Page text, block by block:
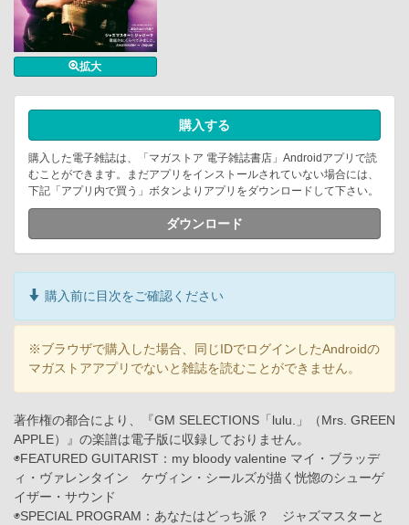
拡大
購入する
購入した電子雑誌は、「マガストア 電子雑誌書店」Androidアプリで読
むことができます。まだアプリをインストールされていない場合には、
下記「アプリ内で買う」ボタンよりアプリをダウンロードして下さい。
ダウンロード
購入前に目次をご確認ください
※ブラウザで購入した場合、同じIDでログインしたAndroidの
マガストアアプリでないと雑誌を読むことができません。
著作権の都合により、『GM SELECTIONS「lulu.」（Mrs. GREEN
APPLE）』の楽譜は電子版に収録しておりません。
◉FEATURED GUITARIST：my bloody valentine マイ・ブラッデ
ィ・ヴァレンタイン ケヴィン・シールズが描く恍惚のシューゲ
イザー・サウンド
◉SPECIAL PROGRAM：あなたはどっち派？ ジャズマスターと